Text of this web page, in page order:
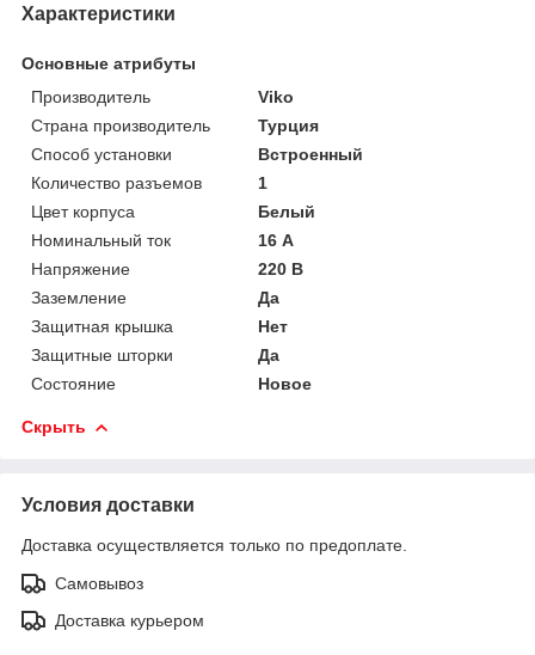
Характеристики
Основные атрибуты
Производитель
Viko
Страна производитель
Турция
Способ установки
Встроенный
Количество разъемов
1
Цвет корпуса
Белый
Номинальный ток
16 А
Напряжение
220 В
Заземление
Да
Защитная крышка
Нет
Защитные шторки
Да
Состояние
Новое
Скрыть
Условия доставки
Доставка осуществляется только по предоплате.
Самовывоз
Доставка курьером